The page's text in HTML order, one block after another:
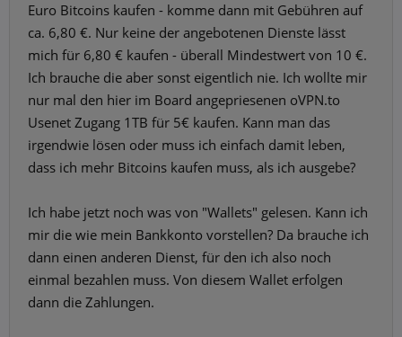
Euro Bitcoins kaufen - komme dann mit Gebühren auf
ca. 6,80 €. Nur keine der angebotenen Dienste lässt
mich für 6,80 € kaufen - überall Mindestwert von 10 €.
Ich brauche die aber sonst eigentlich nie. Ich wollte mir
nur mal den hier im Board angepriesenen oVPN.to
Usenet Zugang 1TB für 5€ kaufen. Kann man das
irgendwie lösen oder muss ich einfach damit leben,
dass ich mehr Bitcoins kaufen muss, als ich ausgebe?
Ich habe jetzt noch was von "Wallets" gelesen. Kann ich
mir die wie mein Bankkonto vorstellen? Da brauche ich
dann einen anderen Dienst, für den ich also noch
einmal bezahlen muss. Von diesem Wallet erfolgen
dann die Zahlungen.